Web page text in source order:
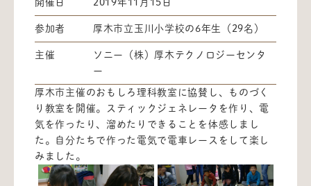
開催日 2019年11月15日
参加者 厚木市立玉川小学校の6年生（29名）
主催
ソニー（株）厚木テクノロジーセンタ
ー
厚木市主催のおもしろ理科教室に協賛し、ものづく
り教室を開催。スティックジェネレータを作り、電
気を作ったり、溜めたりできることを体感しまし
た。自分たちで作った電気で電車レースをして楽し
みました。